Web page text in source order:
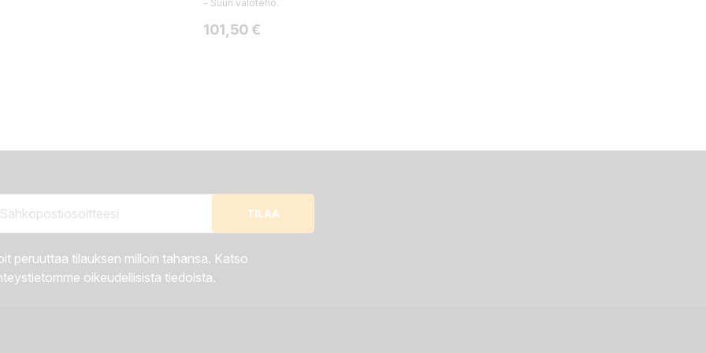
- Suuri valoteho.
Hinta
101,50 €
peruuttaa tilauksen milloin tahansa. Katso
oikeudellisista tiedoista.